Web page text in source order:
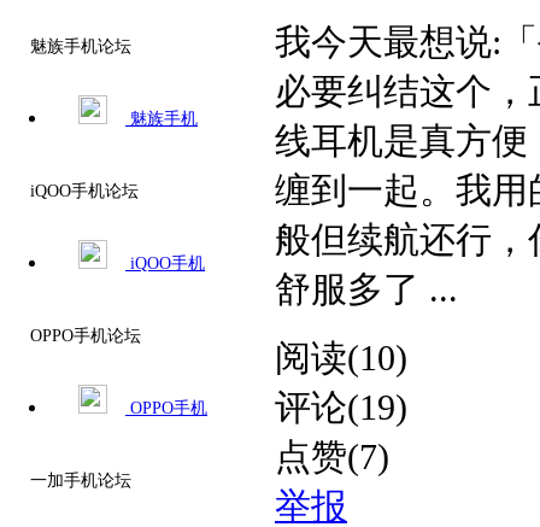
魅族手机论坛
魅族手机
iQOO手机论坛
iQOO手机
OPPO手机论坛
OPPO手机
一加手机论坛
我今天最想说:
必要纠结这个
线耳机是真方
缠到一起。我用
般但续航还行
舒服多了 ...
阅读(10)
评论(19)
点赞(7)
举报